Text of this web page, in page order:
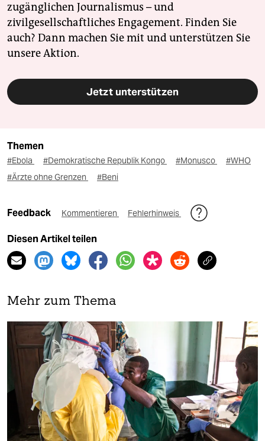
zugänglichen Journalismus – und
zivilgesellschaftliches Engagement. Finden Sie
auch? Dann machen Sie mit und unterstützen Sie
unsere Aktion.
Jetzt unterstützen
Themen
#Ebola #Demokratische Republik Kongo #Monusco
#WHO
#Ärzte ohne Grenzen
#Beni
Feedback Kommentieren Fehlerhinweis
Diesen Artikel teilen
Mehr zum Thema